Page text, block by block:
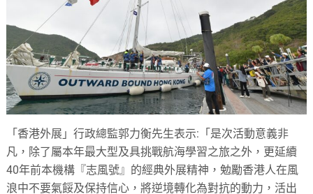
「香港外展」行政總監郭力衡先生表示:「是次活動意義非
凡，除了屬本年最大型及具挑戰航海學習之旅之外，更延續
40年前本機構『志風號』的經典外展精神，勉勵香港人在風
浪中不要氣餒及保持信心，將逆境轉化為對抗的動力，活出